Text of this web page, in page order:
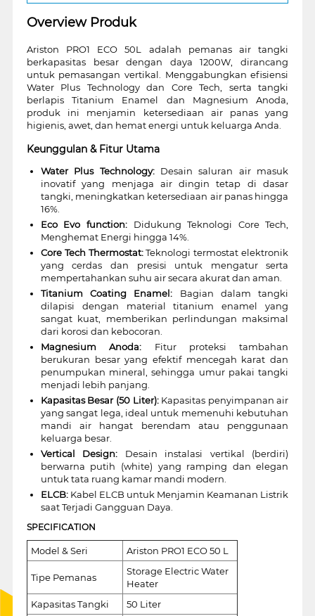
Overview Produk
Ariston PRO1 ECO 50L adalah pemanas air tangki
berkapasitas besar dengan daya 1200W, dirancang
untuk pemasangan vertikal. Menggabungkan efisiensi
Water Plus Technology dan Core Tech, serta tangki
berlapis Titanium Enamel dan Magnesium Anoda,
produk ini menjamin ketersediaan air panas yang
higienis, awet, dan hemat energi untuk keluarga Anda.
Keunggulan & Fitur Utama
Water Plus Technology:Desain saluran air masuk
inovatif yang menjaga air dingin tetap di dasar
tangki, meningkatkan ketersediaan air panas hingga
16%.
Eco Evo function: Didukung Teknologi Core Tech,
Menghemat Energi hingga 14%.
Core Tech Thermostat:Teknologi termostat elektronik
yang cerdas dan presisi untuk mengatur serta
mempertahankan suhu air secara akurat dan aman.
Titanium Coating Enamel: Bagian dalam tangki
dilapisi dengan material titanium enamel yang
sangat kuat, memberikan perlindungan maksimal
dari korosi dan kebocoran.
Magnesium Anoda: Fitur proteksi tambahan
berukuran besar yang efektif mencegah karat dan
penumpukan mineral, sehingga umur pakai tangki
menjadi lebih panjang.
Kapasitas Besar (50 Liter):Kapasitas penyimpanan air
yang sangat lega, ideal untuk memenuhi kebutuhan
mandi air hangat berendam atau penggunaan
keluarga besar.
Vertical Design: Desain instalasi vertikal (berdiri)
berwarna putih (white) yang ramping dan elegan
untuk tata ruang kamar mandi modern.
ELCB: Kabel ELCB untuk Menjamin Keamanan Listrik
saat Terjadi Gangguan Daya.
SPECIFICATION
Model & Seri Ariston PRO1 ECO 50 L
Tipe Pemanas
Storage Electric Water
Heater
Kapasitas Tangki
50 Liter